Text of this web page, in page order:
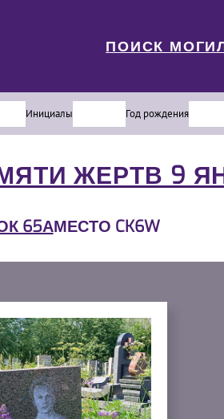
ПОИСК
Инициалы Год рождения
ЖЕРТВ 9
65АМЕСТО CK6W